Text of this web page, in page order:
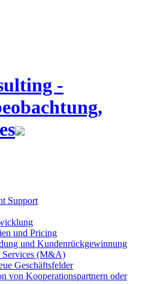
-
Support
und Pricing
und Kundenrückgewinnung
Services (M&A)
Geschäftsfelder
von Kooperationspartnern oder